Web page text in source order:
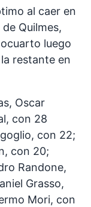
al caer en
Quilmes,
luego
restante en
Oscar
con 28
con 22;
con 20;
Randone,
Grasso,
Mori, con